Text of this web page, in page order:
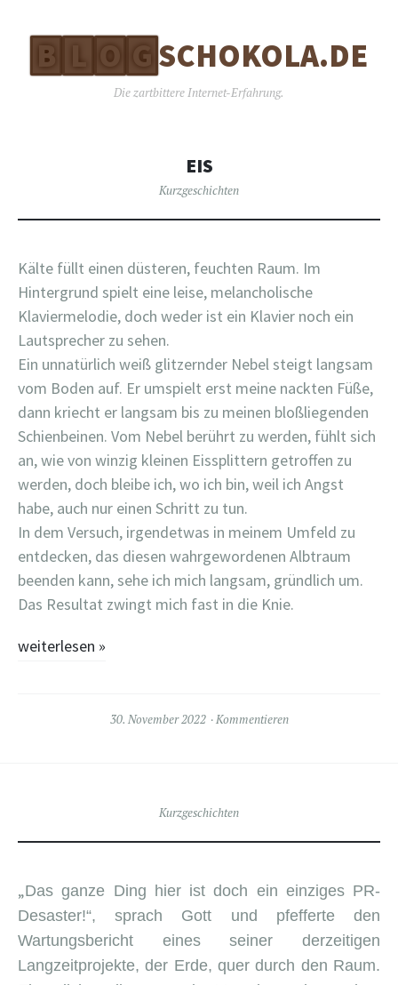
B L O G SCHOKOLA.DE
Die zartbittere Internet-Erfahrung.
EIS
Kurzgeschichten
Kälte füllt einen düsteren, feuchten Raum. Im
Hintergrund spielt eine leise, melancholische
Klaviermelodie, doch weder ist ein Klavier noch ein
Lautsprecher zu sehen.
Ein unnatürlich weiß glitzernder Nebel steigt langsam
vom Boden auf. Er umspielt erst meine nackten Füße,
dann kriecht er langsam bis zu meinen bloßliegenden
Schienbeinen. Vom Nebel berührt zu werden, fühlt sich
an, wie von winzig kleinen Eissplittern getroffen zu
werden, doch bleibe ich, wo ich bin, weil ich Angst
habe, auch nur einen Schritt zu tun.
In dem Versuch, irgendetwas in meinem Umfeld zu
entdecken, das diesen wahrgewordenen Albtraum
beenden kann, sehe ich mich langsam, gründlich um.
Das Resultat zwingt mich fast in die Knie.
weiterlesen »
30. November 2022 Kommentieren
Kurzgeschichten
„Das ganze Ding hier ist doch ein einziges PR-
Desaster!“, sprach Gott und pfefferte den
Wartungsbericht eines seiner derzeitigen
Langzeitprojekte, der Erde, quer durch den Raum.